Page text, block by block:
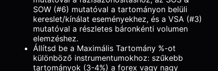
SOW (#6) mutatóval a tartományon belüli
kereslet/kínálat eseményekhez, és a VSA (#3)
mutatóval a részletes báronkénti volumen
elemzéshez.
Állítsd be a Maximális Tartomány %-ot
különböző instrumentumokhoz: szűkebb
tartományok (3-4%) a forex vagy nagy